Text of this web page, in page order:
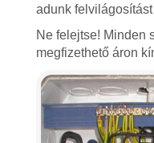
adunk
Ne felejtse! Minden
megfizethető áron